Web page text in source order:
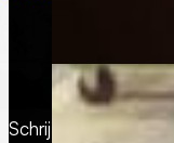
Schrijf je review op